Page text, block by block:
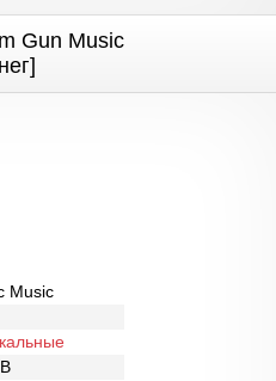
Gun Music
Music